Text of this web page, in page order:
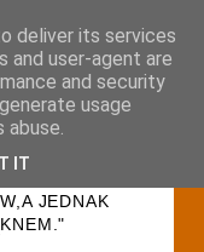
JEDNAK
deliver its services
and user-agent are
and security
usage
IT